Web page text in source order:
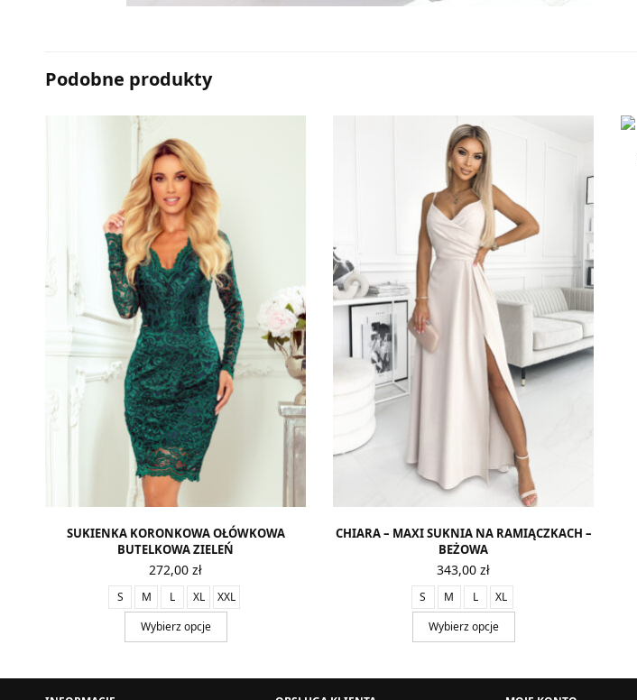
Podobne produkty
SUKIENKA KORONKOWA OŁÓWKOWA
BUTELKOWA ZIELEŃ
272,00 zł
S M L XL
XXL
Wybierz opcje
CHIARA – MAXI SUKNIA NA RAMIĄCZKACH –
BEŻOWA
343,00 zł
S M L
XL
Wybierz opcje